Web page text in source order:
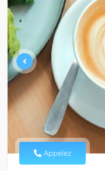
Appelez